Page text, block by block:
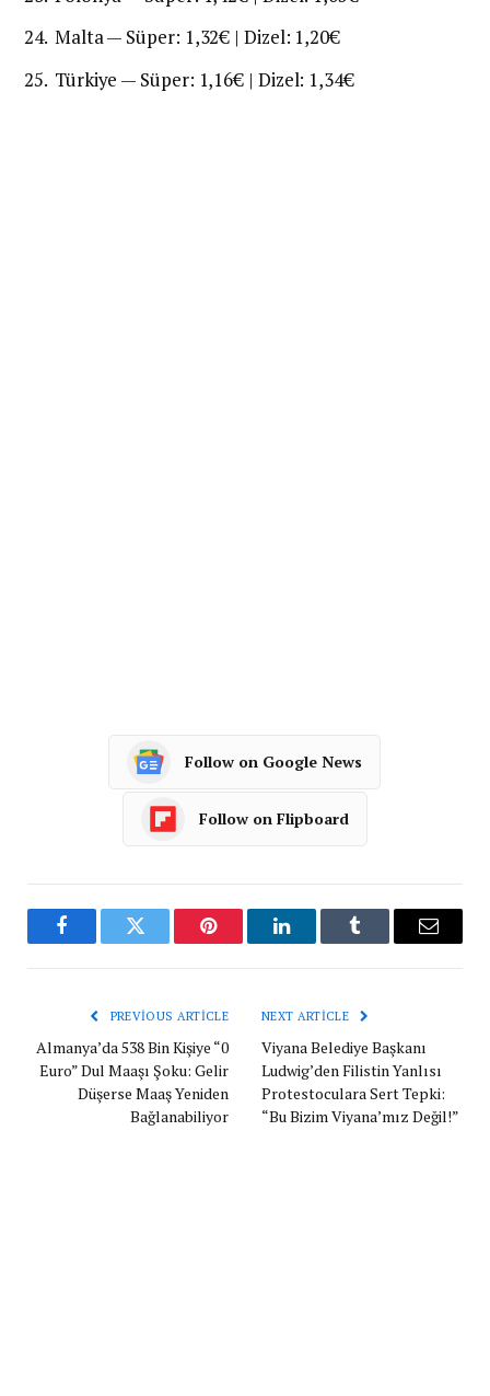
Malta — Süper: 1,32€ | Dizel: 1,20€
Türkiye — Süper: 1,16€ | Dizel: 1,34€
Follow on Google News
Follow on Flipboard
FacebookTwitter Pinterest LinkedInTumblr Email
PREVIOUS ARTICLE
Almanya’da 538 Bin Kişiye “0
Euro” Dul Maaşı Şoku: Gelir
Düşerse Maaş Yeniden
Bağlanabiliyor
NEXT ARTICLE
Viyana Belediye Başkanı
Ludwig’den Filistin Yanlısı
Protestoculara Sert Tepki:
“Bu Bizim Viyana’mız Değil!”